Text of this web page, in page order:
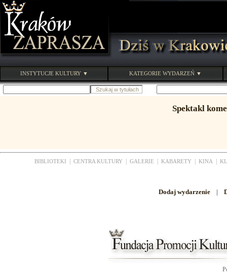
INSTYTUCJE KULTURY ▼ KATEGORIE WYDARZEŃ ▼
Spektakl
BIBLIOTEKI CENTRA KULTURY GALERIE KABARETY KINA
Dodaj wydarzenie |